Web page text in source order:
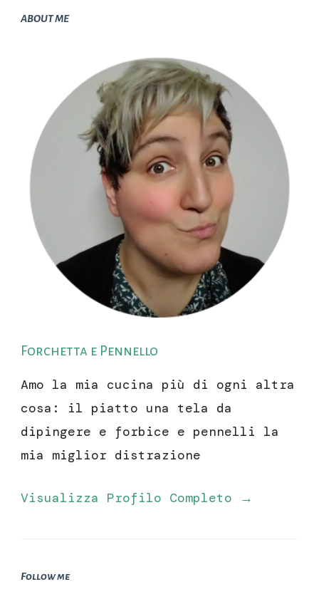
ABOUT ME
Forchetta e Pennello
Amo la mia cucina più di ogni altra
cosa: il piatto una tela da
dipingere e forbice e pennelli la
mia miglior distrazione
Visualizza Profilo Completo →
Follow me